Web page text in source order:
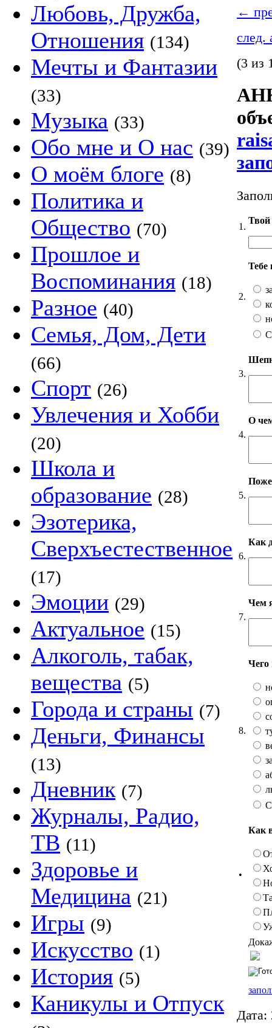
Любовь, Дружба,
Отношения (134)
Мечты и Фантазии
(33)
Музыка (33)
Обо мне и О нас (39)
О моём блоге (8)
Политика и
Общество (70)
Прошлое и
Воспоминания (18)
Разное (40)
Семья, Дом, Дети
(66)
Спорт (26)
Увлечения и Хобби
(20)
Школа и
образование (28)
Эзотерика,
Сверхъестественное
(17)
Эмоции (29)
Актуальное (15)
Алкоголь, табак,
вещества (5)
Города и страны (7)
Деньги, Финансы
(13)
Дневник (7)
Журналы, Радио,
ТВ (11)
Здоровье и
Медицина (21)
Игры (9)
Искусство (1)
История (5)
Каникулы и Отпуск
←
след.
(3 из
1.
Твой
2.
Тебе
3.
4.
О
5.
6.
Как
7.
Чем
8.
Чего
•
Как
Дата: